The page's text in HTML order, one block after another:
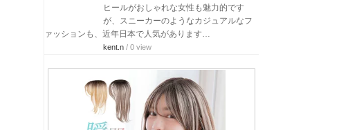
ヒールがおしゃれな女性も魅力的です
が、スニーカーのようなカジュアルなフ
ァッションも、近年日本で人気があります…
kent.n / 0 view